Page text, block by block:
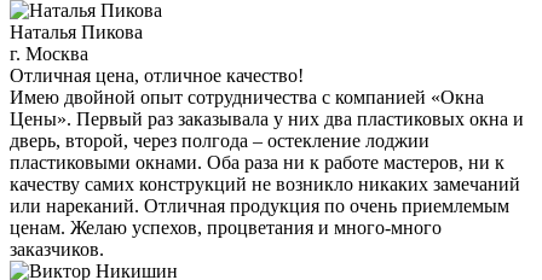
Наталья Пикова
г. Москва
Отличная цена, отличное качество!
Имею двойной опыт сотрудничества с компанией «Окна
Цены». Первый раз заказывала у них два пластиковых окна и
дверь, второй, через полгода – остекление лоджии
пластиковыми окнами. Оба раза ни к работе мастеров, ни к
качеству самих конструкций не возникло никаких замечаний
или нареканий. Отличная продукция по очень приемлемым
ценам. Желаю успехов, процветания и много-много
заказчиков.